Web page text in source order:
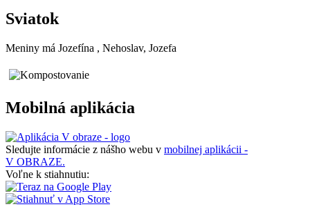
Sviatok
Meniny má Jozefína , Nehoslav, Jozefa
Mobilná aplikácia
Sledujte informácie z nášho webu v mobilnej aplikácii -
V OBRAZE.
Voľne k stiahnutiu: